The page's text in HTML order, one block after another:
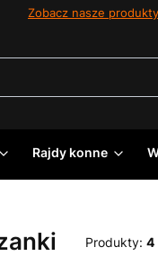
Zobacz nasze
Rajdy konne
Produkty: 4